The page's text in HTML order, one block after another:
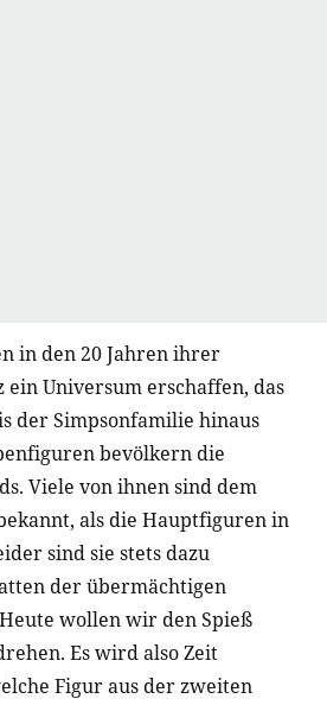
in den 20 Jahren ihrer
Universum erschaffen, das
der Simpsonfamilie hinaus
bevölkern die
Viele von ihnen sind dem
als die Hauptfiguren in
sind sie stets dazu
der übermächtigen
wollen wir den Spieß
Es wird also Zeit
Figur aus der zweiten